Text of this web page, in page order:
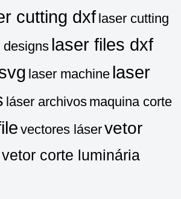
cutting dxf laser cutting
designs laser files dxf
laser machine laser
láser archivos maquina corte
vectores láservetor
vetor corte luminária